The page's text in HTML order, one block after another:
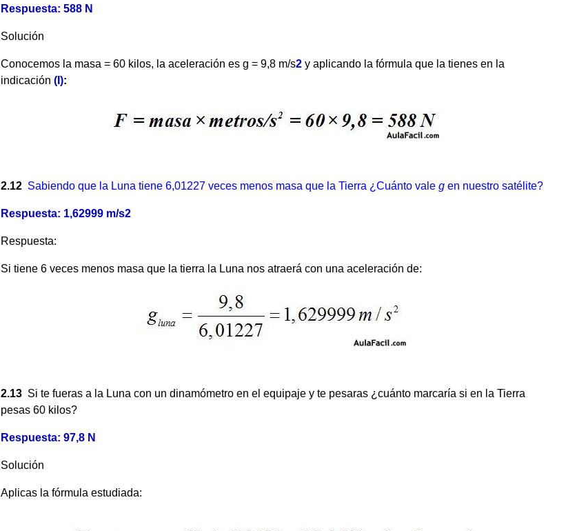
Respuesta: 588 N
Solución
Conocemos la masa = 60 kilos, la aceleración es g = 9,8 m/s2y aplicando la fórmula que la tienes en la
indicación (I):
2.12 Sabiendo que la Luna tiene 6,01227 veces menos masa que la Tierra ¿Cuánto vale g en nuestro satélite?
Respuesta: 1,62999 m/s2
Respuesta:
Si tiene 6 veces menos masa que la tierra la Luna nos atraerá con una aceleración de:
2.13 Si te fueras a la Luna con un dinamómetro en el equipaje y te pesaras ¿cuánto marcaría si en la Tierra
pesas 60 kilos?
Respuesta: 97,8 N
Solución
Aplicas la fórmula estudiada: